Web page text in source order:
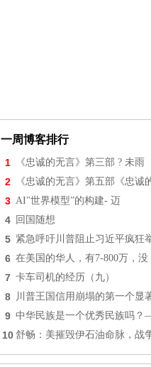
一周博客排行
1 《忠诚的无言》第三部 ? 未雨
2 《忠诚的无言》第五部《忠诚
3 AI"世界模型”的构建- 迈
4 回国随想
5 紧急呼吁川普阻止习近平疯狂
6 在美国的华人，有7-800万，没
7 卡车司机的经历（九）
8 川普王国信用崩塌的第一个显
9 中华民族是一个优秀民族吗？
10 舒畅：美摧毁伊石油命脉，战